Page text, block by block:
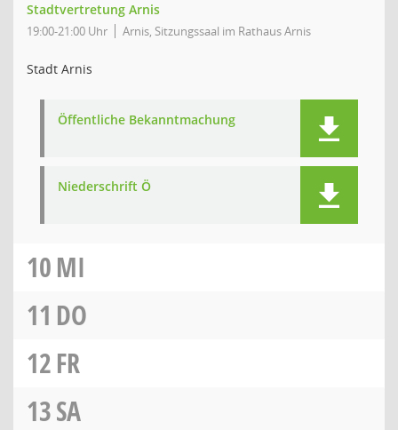
Stadtvertretung Arnis
19:00-21:00 Uhr Arnis, Sitzungssaal im Rathaus Arnis
Stadt Arnis
Öffentliche Bekanntmachung
Niederschrift Ö
10MI
11 DO
12FR
13SA